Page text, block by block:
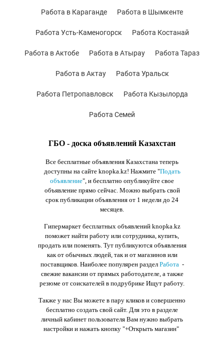
ГБО - доска объявлений Казахстан
Все бесплатные объявления Казахстана теперь
доступны на сайте knopka.kz! Нажмите "Подать
объявление", и бесплатно опубликуйте свое
объявление прямо сейчас. Можно выбрать свой
срок публикации объявления от 1 недели до 24
месяцев.
Гипермаркет бесплатных объявлений knopka.kz
поможет найти работу или сотрудника, купить,
продать или поменять. Тут публикуются объявления
как от обычных людей, так и от магазинов или
поставщиков. Наиболее популярен раздел Работа-
свежие вакансии от прямых работодателе, а также
резюме от соискателей в подрубрике Ищут работу.
Также у нас Вы можете в пару кликов и совершенно
бесплатно создать свой сайт. Для это в разделе
личный кабинет пользователя Вам нужно выбрать
настройки и нажать кнопку "+Открыть магазин"
Работа в Караганде Работа в Шымкенте
Работа Усть-Каменогорск Работа Костанай
Работа в Актобе Работа в Атырау Работа Тараз
Работа в Актау Работа Уральск
Работа Петропавловск Работа Кызылорда
Работа Семей